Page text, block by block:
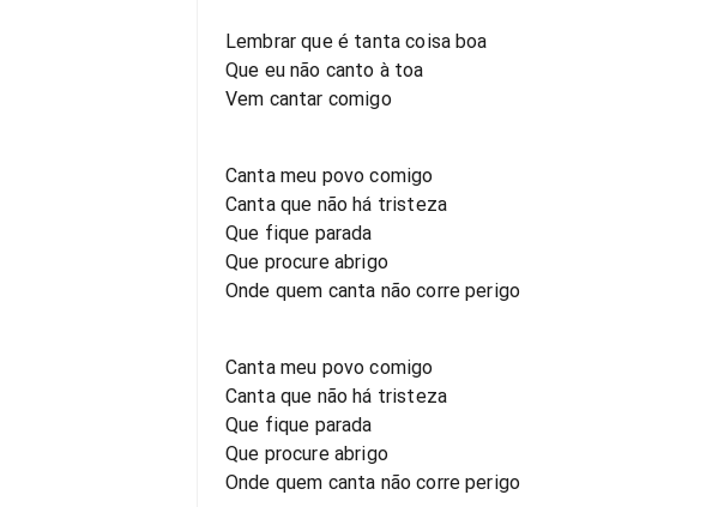
Lembrar que é tanta coisa boa
Que eu não canto à toa
Vem cantar comigo
Canta meu povo comigo
Canta que não há tristeza
Que fique parada
Que procure abrigo
Onde quem canta não corre perigo
Canta meu povo comigo
Canta que não há tristeza
Que fique parada
Que procure abrigo
Onde quem canta não corre perigo